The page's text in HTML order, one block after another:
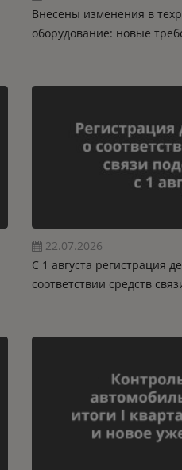
Внесены изменения в
оборудование: новые
22.07.2026
C 1 августа регистрация
соответствии средств